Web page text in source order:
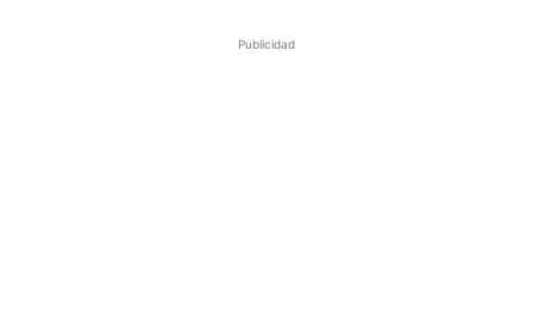
Publicidad